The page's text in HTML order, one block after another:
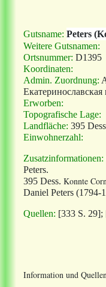
Gutsname: Peters
Weitere Gutsnamen:
Ortsnummer: D1395
Koordinaten:
Admin. Zuordnung:
Erworben:
Topografische Lage:
Landfläche: 395
Einwohnerzahl:
Zusatzinformationen:
Peters.
395 Dess. Konnte
Daniel Peters (1794-
Quellen: [333 S. 29];
Information und